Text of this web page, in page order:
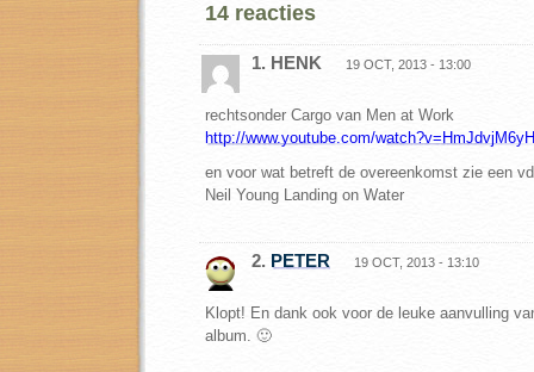
14 reacties
1. HENK 19 OCT, 2013 - 13:00
rechtsonder Cargo van Men at Work
http://www.youtube.com/
en voor wat betreft de overeenkomst zie een
Neil Young Landing on Water
2. PETER 19 OCT, 2013 - 13:10
Klopt! En dank ook voor de leuke aanvulling
album. 🙂